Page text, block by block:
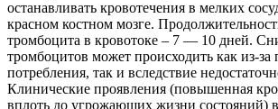
останавливать кровотечения в мелких
красном костном мозге.
тромбоцита в кровотоке – 7 — 10 дней.
тромбоцитов может происходить как из-
потребления, так и вследствие
Клинические проявления (повышенная
вплоть до угрожающих жизни состояний)